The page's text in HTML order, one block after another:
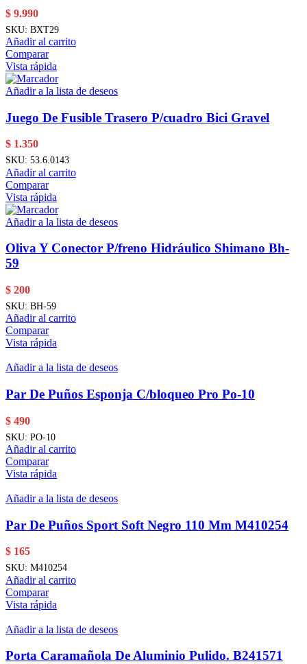
$ 9.990
SKU: BXT29
Añadir al carrito
Comparar
Vista rápida
Añadir a la lista de deseos
Juego De Fusible Trasero P/cuadro Bici Gravel
$ 1.350
SKU: 53.6.0143
Añadir al carrito
Comparar
Vista rápida
Añadir a la lista de deseos
Oliva Y Conector P/freno Hidráulico Shimano Bh-
59
$ 200
SKU: BH-59
Añadir al carrito
Comparar
Vista rápida
Añadir a la lista de deseos
Par De Puños Esponja C/bloqueo Pro Po-10
$ 490
SKU: PO-10
Añadir al carrito
Comparar
Vista rápida
Añadir a la lista de deseos
Par De Puños Sport Soft Negro 110 Mm M410254
$ 165
SKU: M410254
Añadir al carrito
Comparar
Vista rápida
Añadir a la lista de deseos
Porta Caramañola De Aluminio Pulido. B241571